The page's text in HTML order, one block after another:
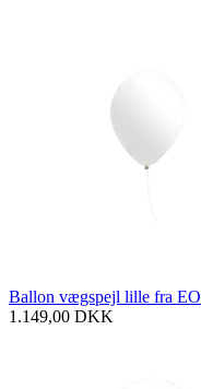
Ballon vægspejl lille fra EO
1.149,00 DKK